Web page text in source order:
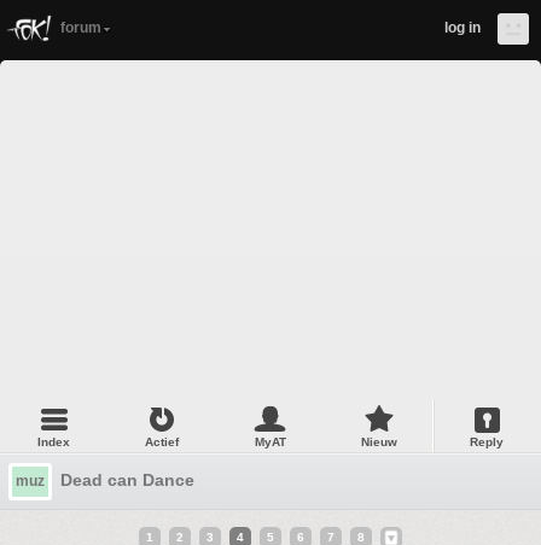
forum log in
Index Actief MyAT Nieuw Reply
muz Dead can Dance
1 2 3 4 5 6 7 8